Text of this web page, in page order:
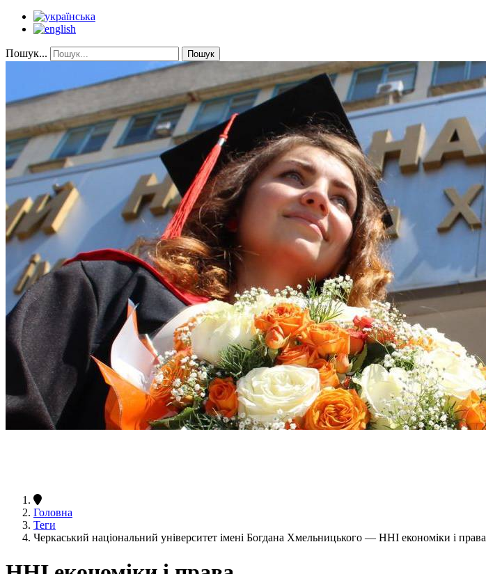
Пошук... Пошук
Головна
Теги
Черкаський національний університет імені Богдана Хмельницького — ННІ економіки і права